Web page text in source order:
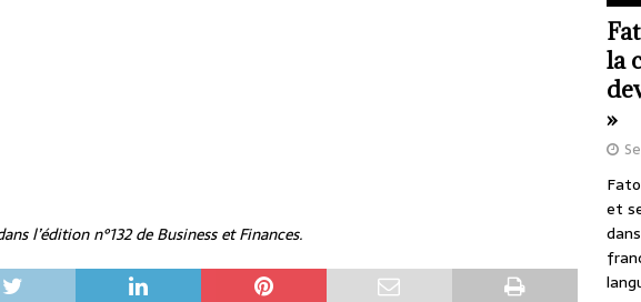
l’édition n°132 de Business et Finances.
la
»
et